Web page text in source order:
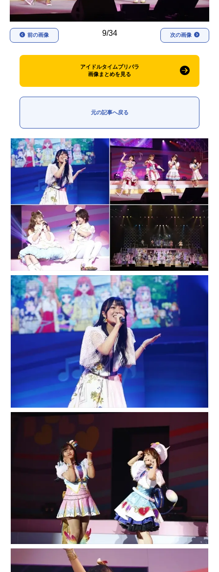
秋アニメ 冬アニメ
男性声優/女性声優一覧
FOLLOW US
9/34
前の画像 次の画像
アイドルタイムプリパラ
画像まとめを見る
元の記事へ戻る